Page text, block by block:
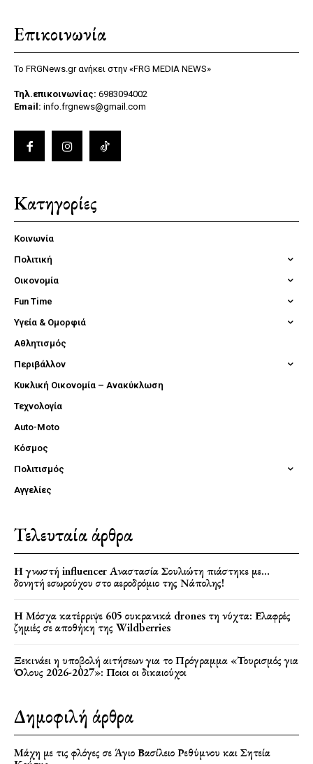
Επικοινωνία
Το FRGNews.gr ανήκει στην «FRG MEDIA NEWS»
Τηλ.επικοινωνίας: 6983094002
Email: info.frgnews@gmail.com
Κατηγορίες
Κοινωνία
Πολιτική
Οικονομία
Fun Time
Υγεία & Ομορφιά
Αθλητισμός
Περιβάλλον
Κυκλική Οικονομία – Ανακύκλωση
Τεχνολογία
Auto-Moto
Κόσμος
Πολιτισμός
Αγγελίες
Τελευταία άρθρα
Η γνωστή influencer Αναστασία Σουλιώτη πιάστηκε με…
δονητή εσωρούχου στο αεροδρόμιο της Νάπολης!
Η Μόσχα κατέρριψε 605 ουκρανικά drones τη νύχτα: Ελαφρές
ζημιές σε αποθήκη της Wildberries
Ξεκινάει η υποβολή αιτήσεων για το Πρόγραμμα «Τουρισμός για
Όλους 2026-2027»: Ποιοι οι δικαιούχοι
Δημοφιλή άρθρα
Μάχη με τις φλόγες σε Άγιο Βασίλειο Ρεθύμνου και Σητεία